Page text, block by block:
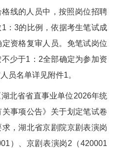
线的人员中，按照岗位招聘
：3的比例，依据考生笔试成
资格复审人员。免笔试岗位
少于1：2全部确定为参加资
员名单详见附件1。
北省省直事业单位2026年统
事项公告》关于划定笔试卷
，湖北省京剧院京剧表演岗
）、京剧表演岗2（420001